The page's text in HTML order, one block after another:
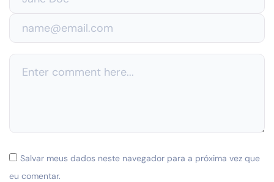
Salvar meus dados neste navegador para a próxima vez que
eu comentar.